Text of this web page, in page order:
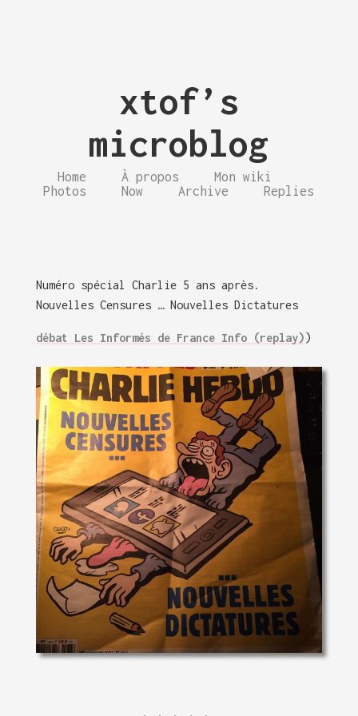
xtof’s
microblog
Home À propos
Mon wiki
Photos
Now Archive Replies
Numéro spécial Charlie 5 ans après.
Nouvelles Censures … Nouvelles Dictatures
débat Les Informés de France Info (replay))